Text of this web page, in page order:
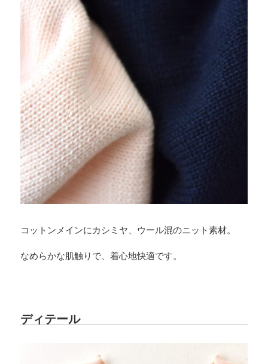
コットンメインにカシミヤ、ウール混のニット素材。
なめらかな肌触りで、着心地快適です。
ディテール